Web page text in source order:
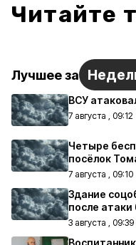
Читайте
Лучшее за
ВСУ
7 августа , 09:12
Четыре
посёлок
7 августа , 09:10
Здание
после атаки
3 августа , 09:39